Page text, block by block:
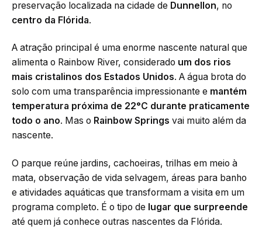
preservação localizada na cidade de Dunnellon, no
centro da Flórida.
A atração principal é uma enorme nascente natural que
alimenta o Rainbow River, considerado um dos rios
mais cristalinos dos Estados Unidos. A água brota do
solo com uma transparência impressionante e mantém
temperatura próxima de 22°C durante praticamente
todo o ano. Mas o Rainbow Springs vai muito além da
nascente.
O parque reúne jardins, cachoeiras, trilhas em meio à
mata, observação de vida selvagem, áreas para banho
e atividades aquáticas que transformam a visita em um
programa completo. É o tipo de lugar que surpreende
até quem já conhece outras nascentes da Flórida.